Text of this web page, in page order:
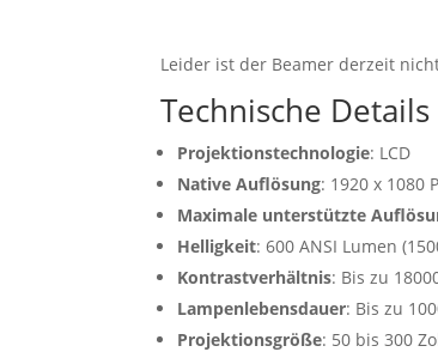
Leider ist der Beamer derzeit
Technische Details
Projektionstechnologie: LCD
Native Auflösung: 1920 x 1080
Maximale unterstützte
Helligkeit: 600 ANSI Lumen
Kontrastverhältnis: Bis zu
Lampenlebensdauer: Bis zu
Projektionsgröße: 50 bis 300